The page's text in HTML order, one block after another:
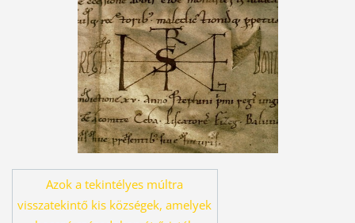
Azok a tekintélyes múltra
visszatekintő kis községek, amelyek